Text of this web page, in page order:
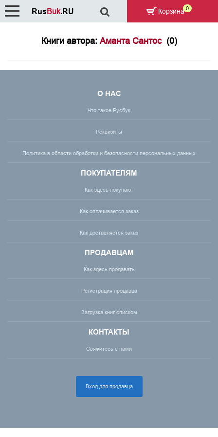
Книги автора: Аманта Сантос (0)
О НАС
Что такое Русбук
Реквизиты
Политика в области обработки и безопасности персональных данных
ПОКУПАТЕЛЯМ
Как здесь покупают
Как оплачивается заказ
Как доставляется заказ
ПРОДАВЦАМ
Как здесь продавать
Регистрация продавца
Загрузка книг списком
КОНТАКТЫ
Свяжитесь с нами
Вход для продавца
RusBuk.RU Корзина 0